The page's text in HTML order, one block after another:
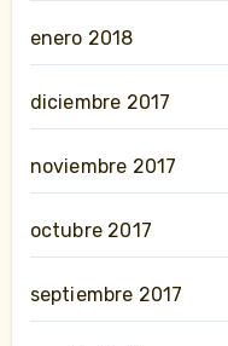
enero 2018
diciembre 2017
noviembre 2017
octubre 2017
septiembre 2017